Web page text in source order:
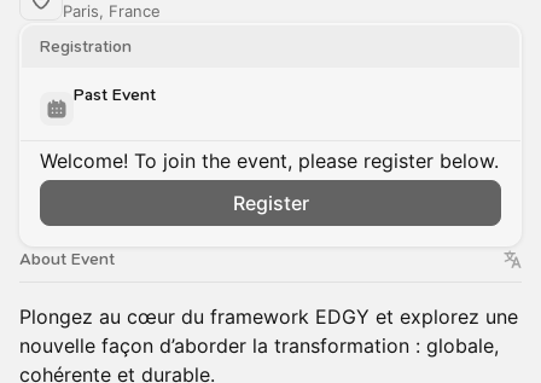
Paris, France
Registration
Past Event
Welcome! To join the event, please register below.
Register
About Event
Plongez au cœur du framework EDGY et explorez une
nouvelle façon d’aborder la transformation : globale,
cohérente et durable.